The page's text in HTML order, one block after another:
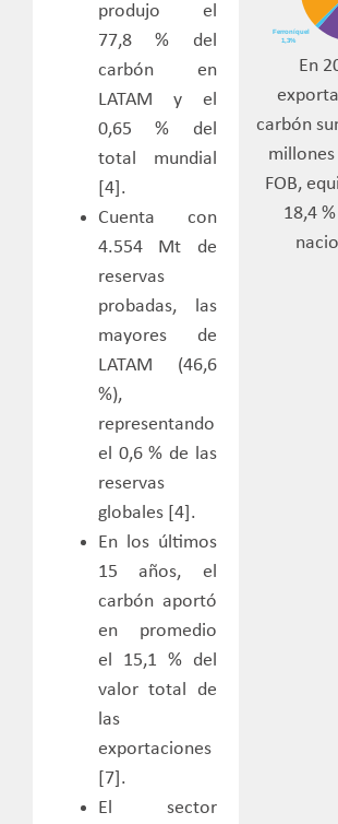
produjo el
77,8 % del
carbón en
LATAM y el
0,65 % del
total mundial
[4 ].
Cuenta con
4.554 Mt de
reservas
probadas, las
mayores de
LATAM (46,6
%),
representando
el 0,6 % de las
reservas
globales [4 ].
En los últimos
15 años, el
carbón aportó
en promedio
el 15,1 % del
valor total de
las
exportaciones
[7 ].
El sector
En
carbón
FOB,
18,4